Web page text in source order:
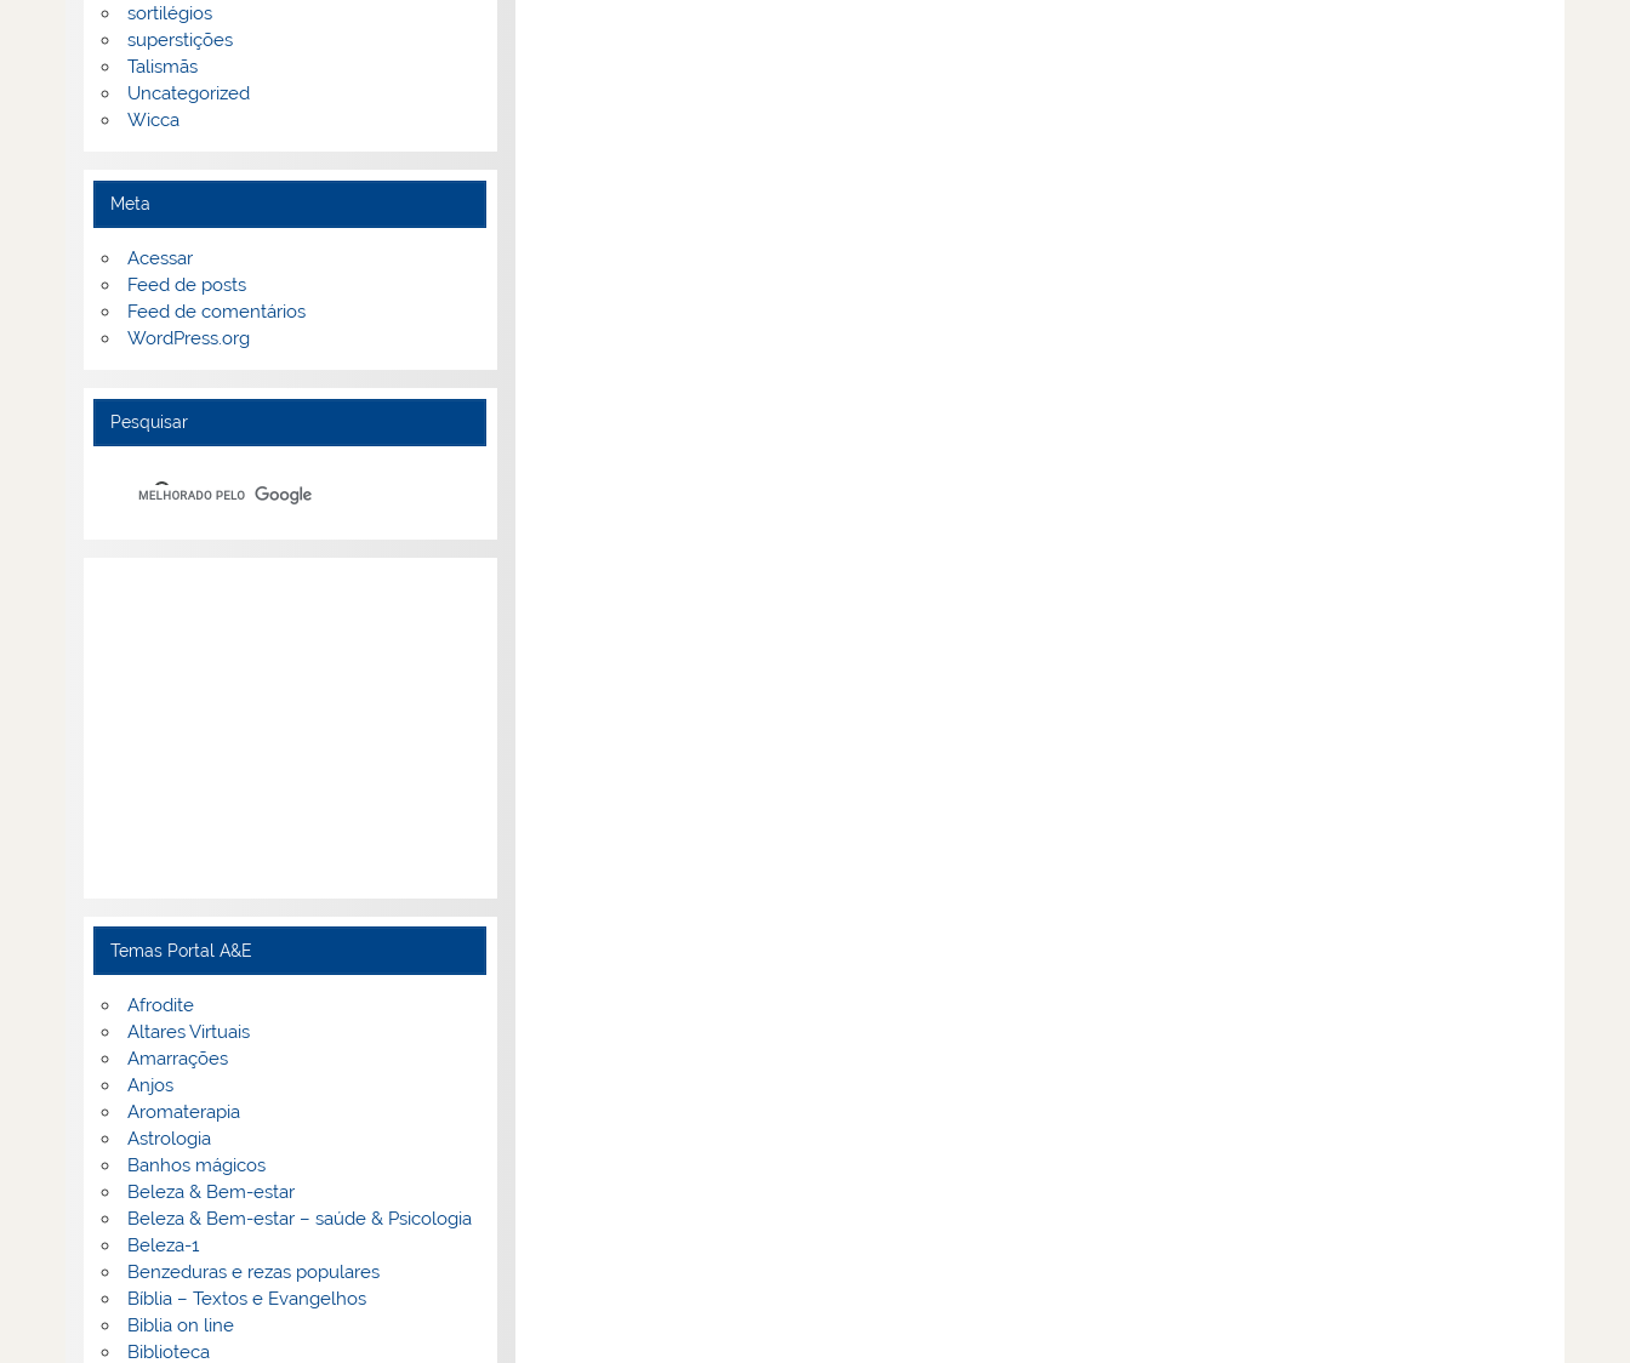
sortilégios
superstições
Talismãs
Uncategorized
Wicca
Meta
Acessar
Feed de posts
Feed de comentários
WordPress.org
Pesquisar
Temas Portal A&E
Afrodite
Altares Virtuais
Amarrações
Anjos
Aromaterapia
Astrologia
Banhos mágicos
Beleza & Bem-estar
Beleza & Bem-estar – saúde & Psicologia
Beleza-1
Benzeduras e rezas populares
Bíblia – Textos e Evangelhos
Biblia on line
Biblioteca